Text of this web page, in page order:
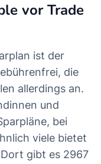
vor Trade
ist der
die
allerdings an.
und
bei
viele bietet
gibt es 2967